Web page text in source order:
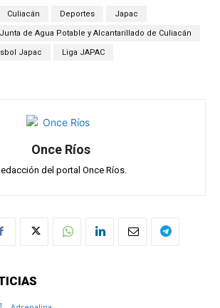
gr
a
m
p
ar
tir
Culiacán Deportes Japac
Junta de Agua Potable y Alcantarillado de Culiacán
Japac Liga JAPAC
Once Ríos
del portal Once Ríos.